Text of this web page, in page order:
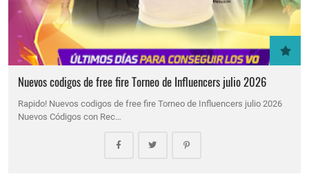
Nuevos codigos de free fire Torneo de Influencers julio 2026
Rapido! Nuevos codigos de free fire Torneo de Influencers julio 2026
Nuevos Códigos con Rec…